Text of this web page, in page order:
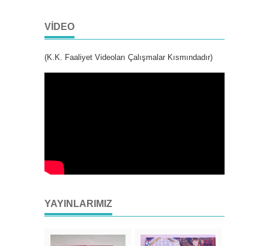
VIDEO
(K.K. Faaliyet Videoları Çalışmalar Kısmındadır)
YAYINLARIMIZ